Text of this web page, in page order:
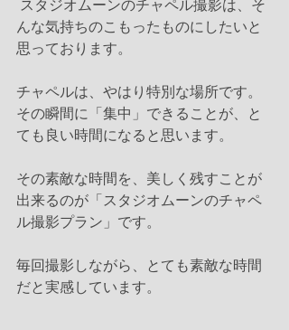
んな気持ちのこもったものにしたいと
思っております。
チャペルは、やはり特別な場所です。
その瞬間に「集中」できることが、と
ても良い時間になると思います。
その素敵な時間を、美しく残すことが
出来るのが「スタジオムーンのチャペ
ル撮影プラン」です。
毎回撮影しながら、とても素敵な時間
だと実感しています。